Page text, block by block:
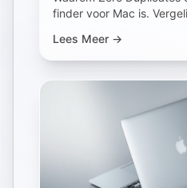
finder voor Mac is.
Lees Meer →